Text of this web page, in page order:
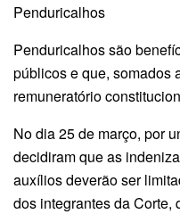
Penduricalhos
Penduricalhos são
públicos e que, somados
remuneratório
No dia 25 de março, por
decidiram que as
auxílios deverão ser
dos integrantes da Corte,